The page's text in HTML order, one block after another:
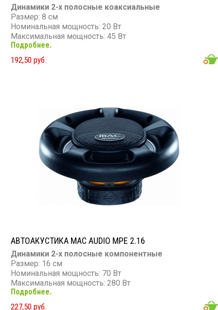
Динамики 2-х полосные коаксиальные
Размер: 8 см
Номинальная мощность: 20 Вт
Максимальная мощность: 45 Вт
Диапазон частот: 50 - 20 000 Гц
Чувствительность: 88 дБ
Сопротивление: 4 Ом
Подробнее.
192,50 руб.
АВТОАКУСТИКА MAC AUDIO MPE 2.16
Динамики 2-х полосные компонентные
Размер: 16 см
Номинальная мощность: 70 Вт
Максимальная мощность: 280 Вт
Диапазон частот: 34 - 26 000 Гц
Чувствительность: 90 дБ
Подробнее.
227,50 руб.